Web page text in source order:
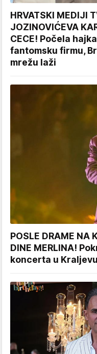
HRVATSKI MEDIJI
JOZINOVIĆEVA
CECE! Počela
fantomsku firmu,
mrežu laži
POSLE DRAME NA
DINE MERLINA!
koncerta u Kraljevu